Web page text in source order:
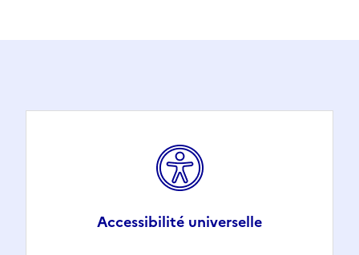
Accessibilité universelle